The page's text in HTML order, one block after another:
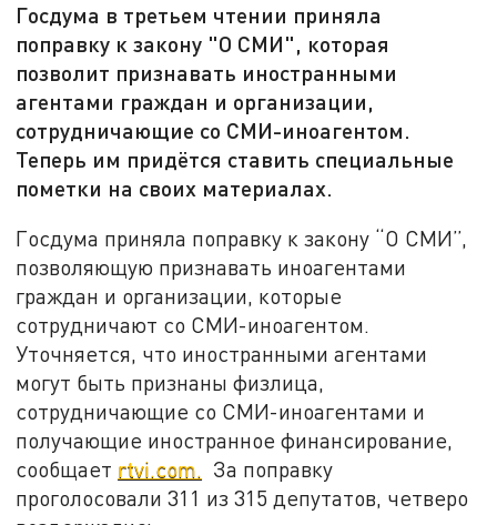
Госдума в третьем чтении приняла
поправку к закону "О СМИ", которая
позволит признавать иностранными
агентами граждан и организации,
сотрудничающие со СМИ-иноагентом.
Теперь им придётся ставить специальные
пометки на своих материалах.
Госдума приняла поправку к закону “О СМИ”,
позволяющую признавать иноагентами
граждан и организации, которые
сотрудничают со СМИ-иноагентом.
Уточняется, что иностранными агентами
могут быть признаны физлица,
сотрудничающие со СМИ-иноагентами и
получающие иностранное финансирование,
сообщает rtvi.com. За поправку
проголосовали 311 из 315 депутатов, четверо